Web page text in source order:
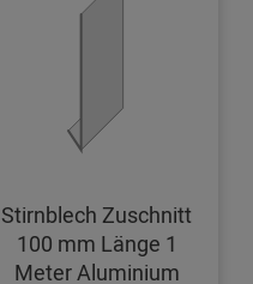
Stirnblech Zuschnitt
100 mm Länge 1
Meter Aluminium